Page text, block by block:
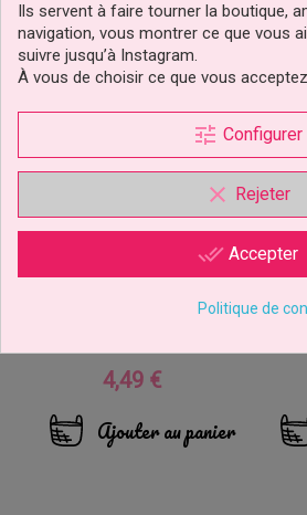
Figurine Pvc 3D Donatello
Prix
4,49 €
Ajouter au panier
Ils servent à faire tourner la boutique,
navigation, vous montrer ce que vous
suivre jusqu’à Instagram.
À vous de choisir ce que vous
tune Configurer
clear Rejeter
done_all Accepter
Politique de